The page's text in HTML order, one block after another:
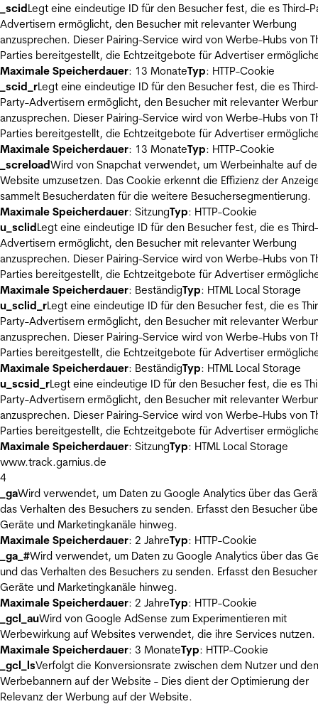
_scidLegt eine eindeutige ID für den Besucher fest, die es Third-
Advertisern ermöglicht, den Besucher mit relevanter Werbung
anzusprechen. Dieser Pairing-Service wird von Werbe-Hubs von
Parties bereitgestellt, die Echtzeitgebote für Advertiser
Maximale Speicherdauer: 13 MonateTyp: HTTP-Cookie
_scid_rLegt eine eindeutige ID für den Besucher fest, die es
Party-Advertisern ermöglicht, den Besucher mit relevanter
anzusprechen. Dieser Pairing-Service wird von Werbe-Hubs von
Parties bereitgestellt, die Echtzeitgebote für Advertiser
Maximale Speicherdauer: 13 MonateTyp: HTTP-Cookie
_screloadWird von Snapchat verwendet, um Werbeinhalte auf
Website umzusetzen. Das Cookie erkennt die Effizienz der
sammelt Besucherdaten für die weitere Besuchersegmentierung.
Maximale Speicherdauer: SitzungTyp: HTTP-Cookie
u_sclidLegt eine eindeutige ID für den Besucher fest, die es
Advertisern ermöglicht, den Besucher mit relevanter Werbung
anzusprechen. Dieser Pairing-Service wird von Werbe-Hubs von
Parties bereitgestellt, die Echtzeitgebote für Advertiser
Maximale Speicherdauer: BeständigTyp: HTML Local Storage
u_sclid_rLegt eine eindeutige ID für den Besucher fest, die es
Party-Advertisern ermöglicht, den Besucher mit relevanter
anzusprechen. Dieser Pairing-Service wird von Werbe-Hubs von
Parties bereitgestellt, die Echtzeitgebote für Advertiser
Maximale Speicherdauer: BeständigTyp: HTML Local Storage
u_scsid_rLegt eine eindeutige ID für den Besucher fest, die es
Party-Advertisern ermöglicht, den Besucher mit relevanter
anzusprechen. Dieser Pairing-Service wird von Werbe-Hubs von
Parties bereitgestellt, die Echtzeitgebote für Advertiser
Maximale Speicherdauer: SitzungTyp: HTML Local Storage
www.track.garnius.de
4
_gaWird verwendet, um Daten zu Google Analytics über das
das Verhalten des Besuchers zu senden. Erfasst den Besucher
Geräte und Marketingkanäle hinweg.
Maximale Speicherdauer: 2 JahreTyp: HTTP-Cookie
_ga_#Wird verwendet, um Daten zu Google Analytics über das
und das Verhalten des Besuchers zu senden. Erfasst den
Geräte und Marketingkanäle hinweg.
Maximale Speicherdauer: 2 JahreTyp: HTTP-Cookie
_gcl_auWird von Google AdSense zum Experimentieren mit
Werbewirkung auf Websites verwendet, die ihre Services nutzen.
Maximale Speicherdauer: 3 MonateTyp: HTTP-Cookie
_gcl_lsVerfolgt die Konversionsrate zwischen dem Nutzer und den
Werbebannern auf der Website - Dies dient der Optimierung der
Relevanz der Werbung auf der Website.